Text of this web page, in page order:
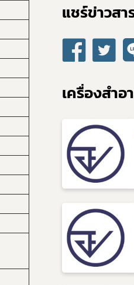
แชร์ข่าวสา
เครื่องสำ